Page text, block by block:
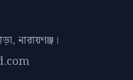
নারায়ণঞ্জ।